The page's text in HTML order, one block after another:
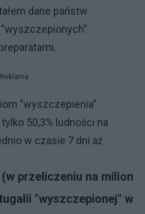
dane państw
Reklama
"wyszczepienia"
50,3% ludności na
w czasie 7 dni aż
(w przeliczeniu na milion
"wyszczepionej" w